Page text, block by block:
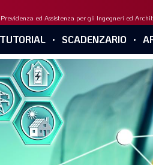
ed Assistenza per gli Ingegneri ed
TUTORIAL SCADENZARIO